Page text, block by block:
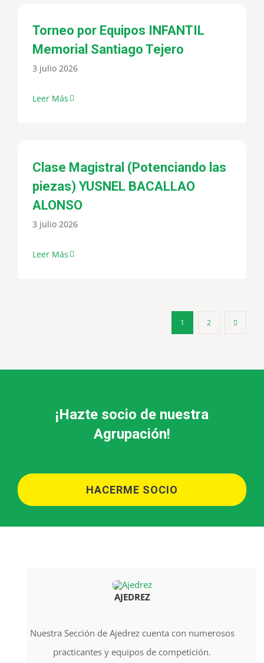
Torneo por Equipos INFANTIL
Memorial Santiago Tejero
3 julio 2026
Leer Más
Clase Magistral (Potenciando las
piezas) YUSNEL BACALLAO
ALONSO
3 julio 2026
Leer Más
1 2
¡Hazte socio de nuestra
Agrupación!
HACERME SOCIO
AJEDREZ
Nuestra Sección de Ajedrez cuenta con numerosos
practicantes y equipos de competición.